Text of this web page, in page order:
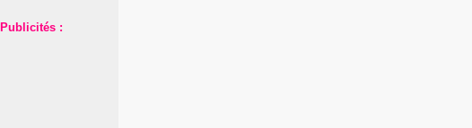
Publicités :